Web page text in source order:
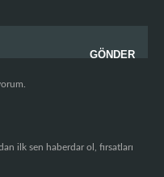
ilk sen haberdar ol, fırsatları